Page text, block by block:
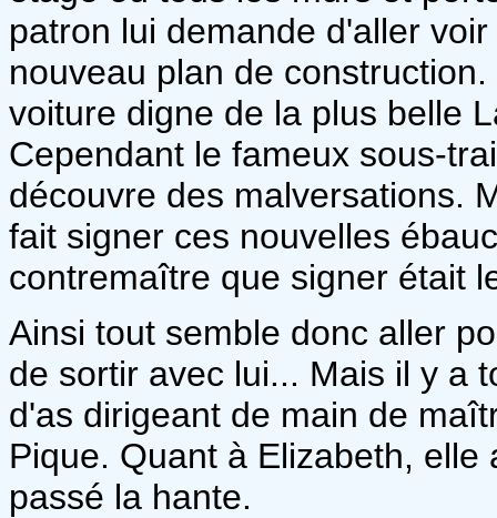
patron lui demande d'aller
nouveau plan de
voiture digne de la plus belle
Cependant le fameux sous-
découvre des malversations.
fait signer ces nouvelles
contremaître que signer était
Ainsi tout semble donc aller
de sortir avec lui... Mais il y a
d'as dirigeant de main de
Pique. Quant à Elizabeth,
passé la hante.